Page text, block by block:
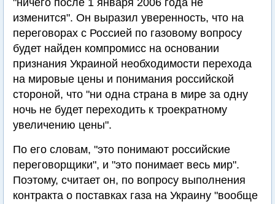
"ничего после 1 января 2006 года не
изменится". Он выразил уверенность, что на
переговорах с Россией по газовому вопросу
будет найден компромисс на основании
признания Украиной необходимости перехода
на мировые цены и понимания российской
стороной, что "ни одна страна в мире за одну
ночь не будет переходить к троекратному
увеличению цены".
По его словам, "это понимают российские
переговорщики", и "это понимает весь мир".
Поэтому, считает он, по вопросу выполнения
контракта о поставках газа на Украину "вообще